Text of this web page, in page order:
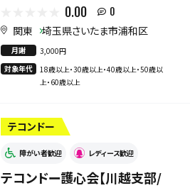
0.00 0
関東 埼玉県さいたま市浦和区
月謝
3,000円
対象年代
18歳以上・30歳以上・40歳以上・50歳以
上・60歳以上
テコンドー
障がい者歓迎 レディース歓迎
テコンドー護心会【川越支部/